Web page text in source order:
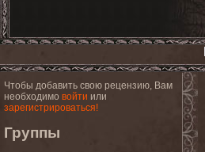
Чтобы добавить свою рецензию, Вам
необходимо войти или
зарегистрироваться!
Группы